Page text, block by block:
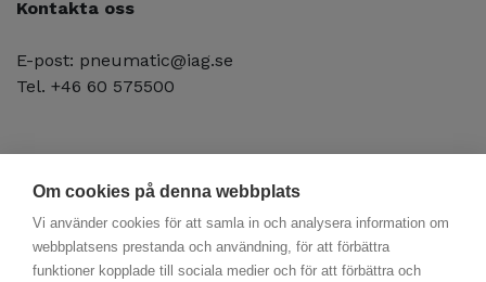
Om cookies på denna webbplats
Vi använder cookies för att samla in och analysera information om
webbplatsens prestanda och användning, för att förbättra
funktioner kopplade till sociala medier och för att förbättra och
Kontakta oss
E-post: pneumatic@iag.se
Tel. +46 60 575500